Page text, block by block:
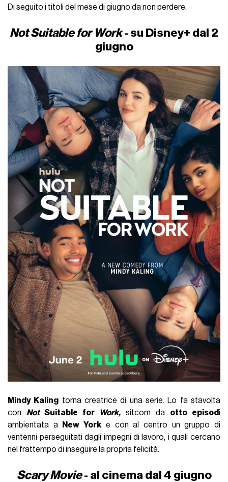
Di seguito i titoli del mese di giugno da non perdere.
Not Suitable for Work- su Disney+ dal 2
giugno
Mindy Kaling torna creatrice di una serie. Lo fa stavolta
con NotSuitable for Work, sitcom da otto episodi
ambientata a
New York e con al centro un gruppo di
ventenni perseguitati dagli impegni di lavoro, i quali cercano
nel frattempo di inseguire la propria felicità.
Scary Movie- al cinema dal 4 giugno